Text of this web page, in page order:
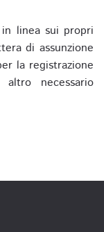
linea sui propri
di assunzione
la registrazione
necessario